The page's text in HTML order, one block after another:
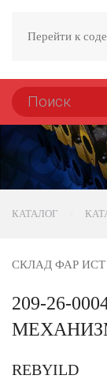
Перейти к
КАТАЛОГ
СКЛАД ФАР ИСТ
209-26-
REBYILD